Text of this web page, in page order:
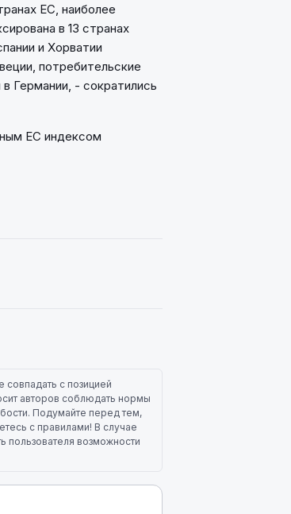
ЕС, наиболее
в 13 странах
и Хорватии
потребительские
Германии, - сократились
ЕС индексом
с позицией
авторов соблюдать нормы
Подумайте перед тем,
с правилами! В случае
пользователя возможности